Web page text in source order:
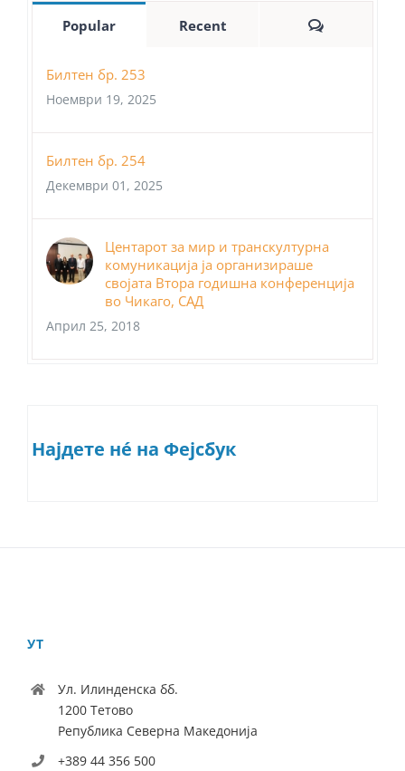
Popular Recent Comments
Билтен бр. 253
Ноември 19, 2025
Билтен бр. 254
Декември 01, 2025
Центарот за мир и транскултурна
комуникација ја организираше
својата Втора годишна конференција
во Чикаго, САД
Април 25, 2018
Најдете нé на Фејсбук
УТ
Ул. Илинденска бб.
1200 Тетово
Република Северна Македонија
+389 44 356 500